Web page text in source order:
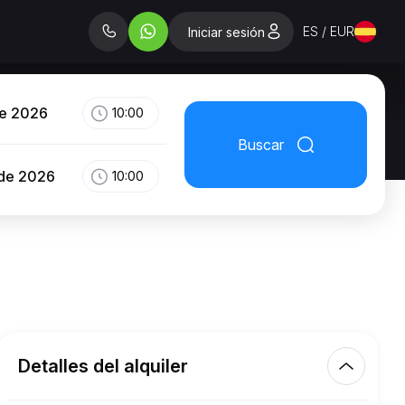
Iniciar sesión ES / EUR
2026 10:00
2026 10:00
Buscar
Detalles del alquiler